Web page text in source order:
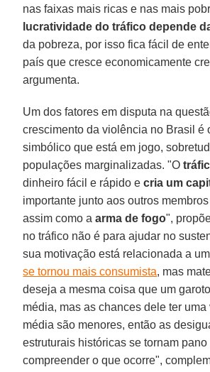
nas faixas mais ricas e nas mais
lucratividade do tráfico depende
da pobreza, por isso fica fácil de
país que cresce economicamente
argumenta.
Um dos fatores em disputa na
crescimento da violência no Brasil é
simbólico que está em jogo,
populações marginalizadas. "O
dinheiro fácil e rápido e cria um
importante junto aos outros
assim como aarma de fogo",
no tráfico não é para ajudar no
sua motivação está relacionada a
se tornou mais consumista, mas
deseja a mesma coisa que um
média, mas as chances dele ter
média são menores, então as
estruturais históricas se tornam
compreender o que ocorre",